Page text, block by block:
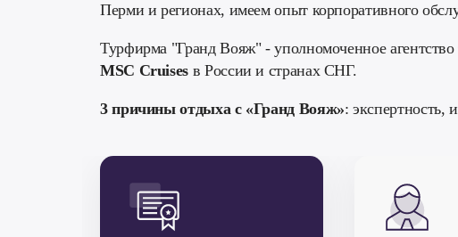
Перми и регионах, имеем опыт корпоративного
Турфирма "Гранд Вояж" - уполномоченное
MSC Cruises в России и странах СНГ.
3 причины отдыха с «Гранд Вояж»: экспертность,